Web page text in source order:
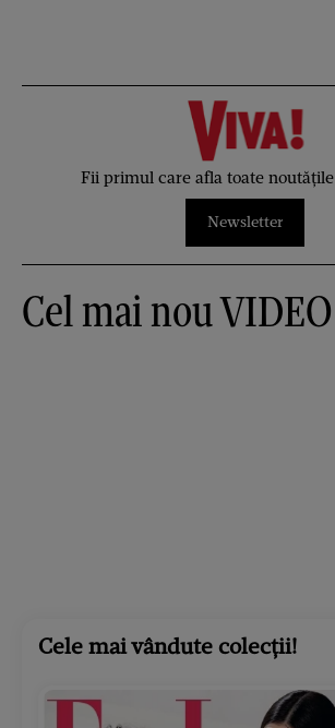
Fii primul care afla toate noutățile
Newsletter
Cel mai nou VIDEO
Cele mai vândute colecții!